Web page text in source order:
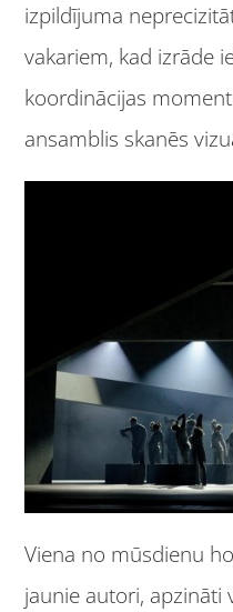
izpildījuma
vakariem, kad izrāde
koordinācijas
ansamblis skanēs
Viena no mūsdienu
jaunie autori, apzināti